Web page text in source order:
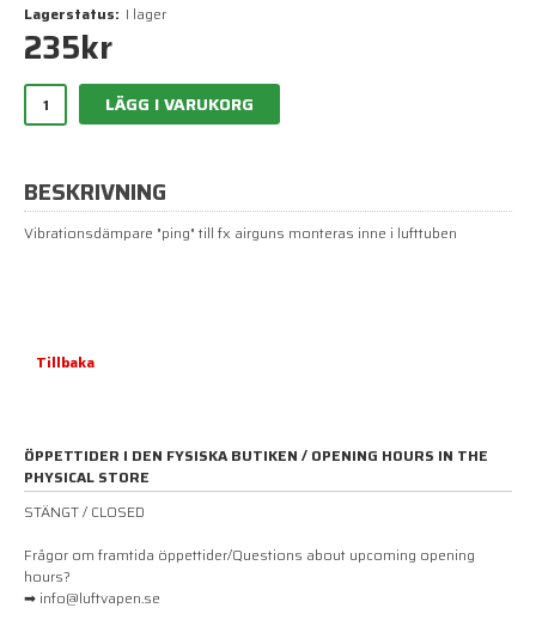
Lagerstatus: I lager
235kr
LÄGG I VARUKORG
BESKRIVNING
Vibrationsdämpare "ping" till fx airguns monteras inne i lufttuben
Tillbaka
ÖPPETTIDER I DEN FYSISKA BUTIKEN / OPENING HOURS IN THE
PHYSICAL STORE
STÄNGT / CLOSED
Frågor om framtida öppettider/Questions about upcoming opening
hours?
➡ info@luftvapen.se